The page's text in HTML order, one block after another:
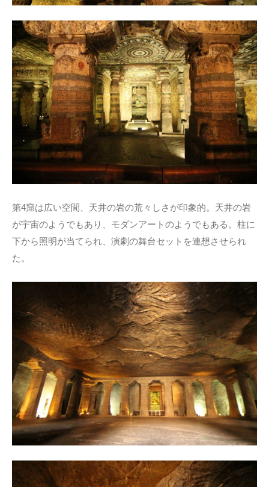
第4窟は広い空間、天井の岩の荒々しさが印象的。天井の岩
が宇宙のようでもあり、モダンアートのようでもある。柱に
下から照明が当てられ、演劇の舞台セットを連想させられ
た。